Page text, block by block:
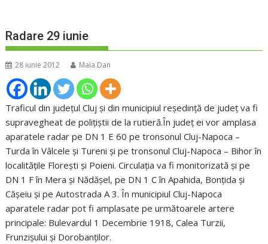
Radare 29 iunie
28 iunie 2012 Maia.Dan
Traficul din județul Cluj și din municipiul reședință de județ va fi
supravegheat de polițiștii de la rutieră.În judeţ ei vor amplasa
aparatele radar pe DN 1 E 60 pe tronsonul Cluj-Napoca –
Turda în Vâlcele și Tureni și pe tronsonul Cluj-Napoca – Bihor în
localitățile Floreşti și Poieni. Circulația va fi monitorizată și pe
DN 1 F în Mera și Nădăşel, pe DN 1 C în Apahida, Bonţida și
Căşeiu și pe Autostrada A 3. În municipiul Cluj-Napoca
aparatele radar pot fi amplasate pe următoarele artere
principale: Bulevardul 1 Decembrie 1918, Calea Turzii,
Frunzişului și Dorobanţilor.